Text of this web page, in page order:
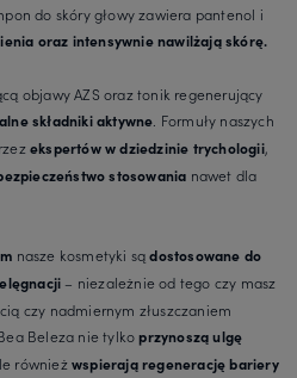
do skóry głowy zawiera pantenol i
oraz intensywnie nawilżają skórę.
objawy AZS oraz tonik regenerujący
składniki aktywne . Formuły naszych
ekspertów w dziedzinie trychologii,
stosowania nawet dla
nasze kosmetyki sądostosowane do
– niezależnie od tego czy masz
czy nadmiernym złuszczaniem
Beleza nie tylkoprzynoszą ulgę
równieżwspierają regenerację bariery